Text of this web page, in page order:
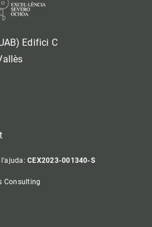
Edifici C
l'ajuda:CEX2023-001340-S
Consulting